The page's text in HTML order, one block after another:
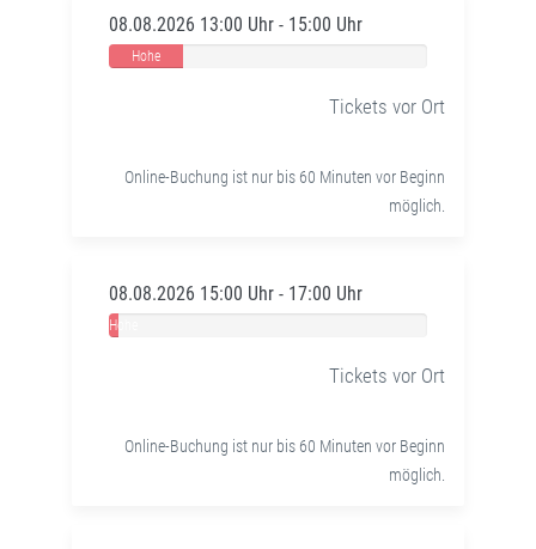
08.08.2026 13:00 Uhr - 15:00 Uhr
Hohe
Tickets vor Ort
Online-Buchung ist nur bis 60 Minuten vor Beginn
möglich.
08.08.2026 15:00 Uhr - 17:00 Uhr
Hohe
Tickets vor Ort
Online-Buchung ist nur bis 60 Minuten vor Beginn
möglich.